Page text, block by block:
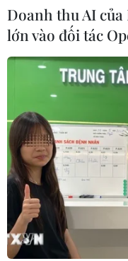
Doanh thu AI
lớn vào đối tác